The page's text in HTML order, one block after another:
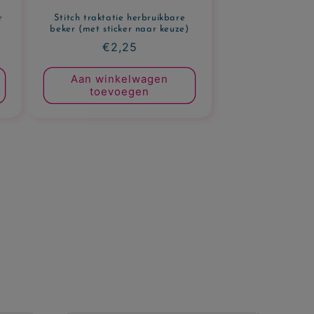
Stitch traktatie herbruikbare
beker (met sticker naar keuze)
Normale
prijs
€2,25
Aan winkelwagen
toevoegen